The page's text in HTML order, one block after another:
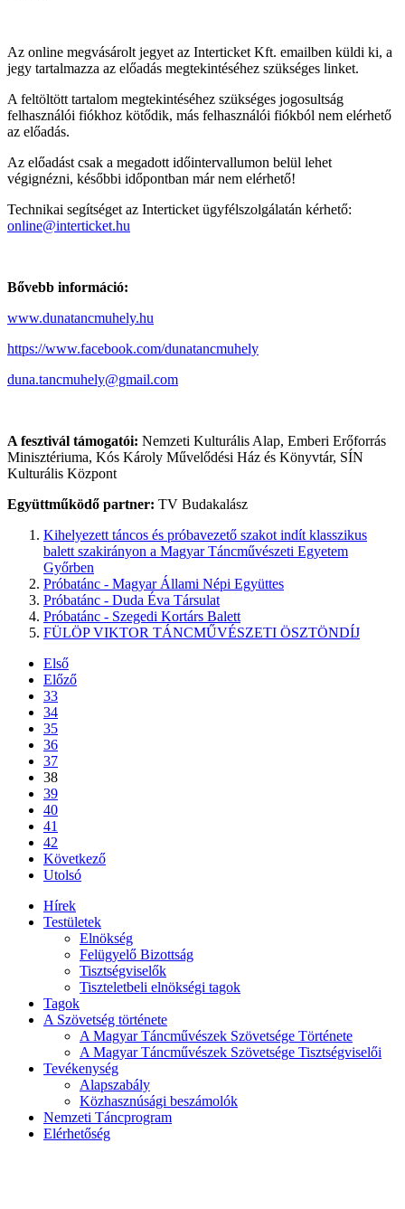
Az online megvásárolt jegyet az Interticket Kft. emailben küldi ki, a
jegy tartalmazza az előadás megtekintéséhez szükséges linket.
A feltöltött tartalom megtekintéséhez szükséges jogosultság
felhasználói fiókhoz kötődik, más felhasználói fiókból nem elérhető
az előadás.
Az előadást csak a megadott időintervallumon belül lehet
végignézni, későbbi időpontban már nem elérhető!
Technikai segítséget az Interticket ügyfélszolgálatán kérhető:
online@interticket.hu
Bővebb információ:
www.dunatancmuhely.hu
https://www.facebook.com/dunatancmuhely
duna.tancmuhely@gmail.com
A fesztivál támogatói: Nemzeti Kulturális Alap, Emberi Erőforrás
Minisztériuma, Kós Károly Művelődési Ház és Könyvtár, SÍN
Kulturális Központ
Együttműködő partner: TV Budakalász
Kihelyezett táncos és próbavezető szakot indít klasszikus
balett szakirányon a Magyar Táncművészeti Egyetem
Győrben
Próbatánc - Magyar Állami Népi Együttes
Próbatánc - Duda Éva Társulat
Próbatánc - Szegedi Kortárs Balett
FÜLÖP VIKTOR TÁNCMŰVÉSZETI ÖSZTÖNDÍJ
Első
Előző
33
34
35
36
37
38
39
40
41
42
Következő
Utolsó
Hírek
Testületek
Elnökség
Felügyelő Bizottság
Tisztségviselők
Tiszteletbeli elnökségi tagok
Tagok
A Szövetség története
A Magyar Táncművészek Szövetsége Története
A Magyar Táncművészek Szövetsége Tisztségviselői
Tevékenység
Alapszabály
Közhasznúsági beszámolók
Nemzeti Táncprogram
Elérhetőség